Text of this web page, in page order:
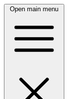
Open main menu